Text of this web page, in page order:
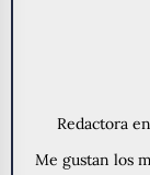
Redactora
Me gustan los